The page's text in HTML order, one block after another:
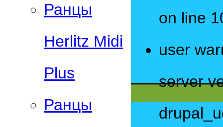
Ранцы
Herlitz Midi
Plus
Ранцы
on line
user
server